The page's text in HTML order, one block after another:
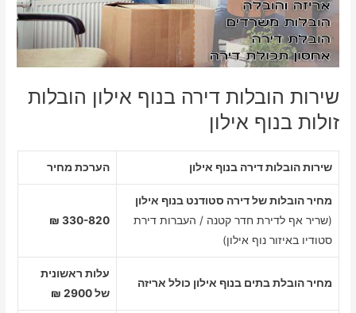
שירות הובלות דירה בנוף אילון הובלות
זולות בנוף אילון
שירות הובלות דירה בנוף אילון הערכת מחיר
מחיר הובלות של דירה סטודנט בנוף אילון
(שריר אף לדירת חדר קטנה / העברות דירת
סטודיו באיזור נוף אילון)
330-820 ₪
מחיר הובלת בתים בנוף אילון כולל אריזה
עלות ראשונית
של 2900 ₪